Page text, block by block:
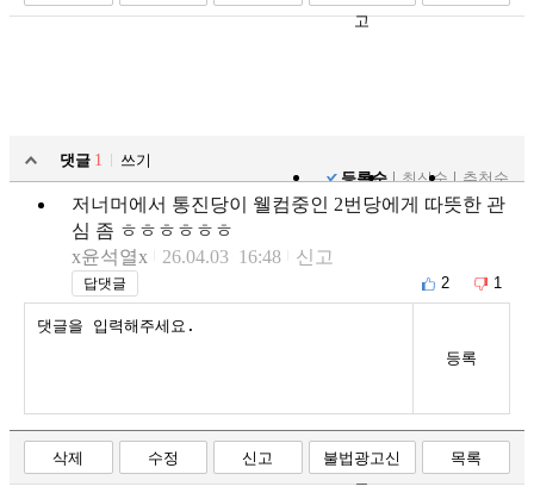
고
댓글 1
쓰기
등록순
최신순 추천순
저너머에서 통진당이 웰컴중인 2번당에게 따뜻한 관
심 좀 ㅎㅎㅎㅎㅎㅎ
x윤석열x
26.04.03 16:48 신고
답댓글 2 1
등록
삭제 수정 신고
불법광고신
고
목록